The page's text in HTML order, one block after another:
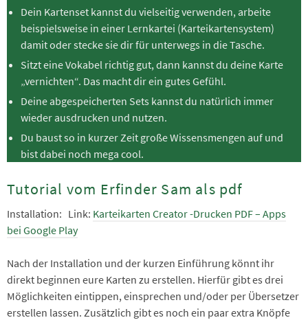
Dein Kartenset kannst du vielseitig verwenden, arbeite
beispielsweise in einer Lernkartei (Karteikartensystem)
damit oder stecke sie dir für unterwegs in die Tasche.
Sitzt eine Vokabel richtig gut, dann kannst du deine Karte
„vernichten“. Das macht dir ein gutes Gefühl.
Deine abgespeicherten Sets kannst du natürlich immer
wieder ausdrucken und nutzen.
Du baust so in kurzer Zeit große Wissensmengen auf und
bist dabei noch mega cool.
Tutorial vom Erfinder Sam als pdf
Installation: Link: Karteikarten Creator -Drucken PDF – Apps
bei Google Play
Nach der Installation und der kurzen Einführung könnt ihr
direkt beginnen eure Karten zu erstellen. Hierfür gibt es drei
Möglichkeiten eintippen, einsprechen und/oder per Übersetzer
erstellen lassen. Zusätzlich gibt es noch ein paar extra Knöpfe